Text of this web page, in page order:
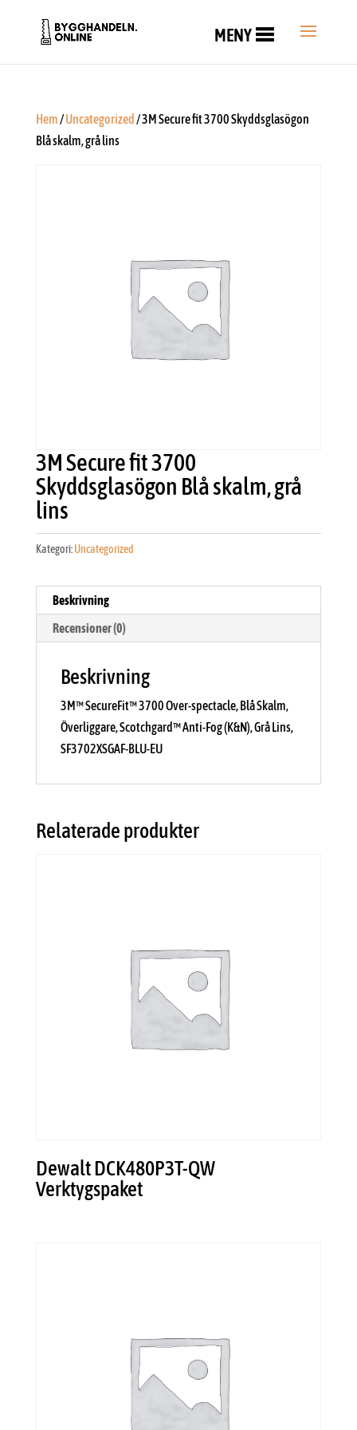
MENY
Hem/Uncategorized / 3M Secure fit 3700 Skyddsglasögon
Blå skalm, grå lins
3M Secure fit 3700
Skyddsglasögon Blå skalm, grå
lins
Kategori:Uncategorized
Beskrivning
Recensioner (0)
Beskrivning
3M™ SecureFit™ 3700 Over-spectacle, Blå Skalm,
Överliggare, Scotchgard™ Anti-Fog (K&N), Grå Lins,
SF3702XSGAF-BLU-EU
Relaterade produkter
Dewalt DCK480P3T-QW
Verktygspaket